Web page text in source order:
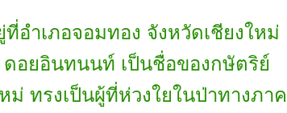
อำเภอจอมทอง จังหวัดเชียงใหม่
ดอยอินทนนท์ เป็นชื่อของกษัตริย์
ม่ ทรงเป็นผู้ที่ห่วงใยในป่าทางภาค